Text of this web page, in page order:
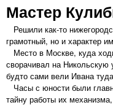
Мастер
Решили как-то
грамотный, но и характер
Место в Москве, куда
сворачивал на Никольскую
будто сами вели Ивана
Часы с юности были
тайну работы их